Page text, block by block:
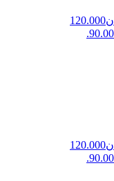
قیمت اصلی: تومان120.000
قیمت اصلی: تومان120.000